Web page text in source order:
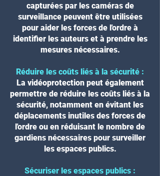
capturées par les caméras de
surveillance peuvent être utilisées
pour aider les forces de l'ordre à
identifier les auteurs et à prendre les
mesures nécessaires.
Réduire les coûts liés à la sécurité :
La vidéoprotection peut également
permettre de réduire les coûts liés à la
sécurité, notamment en évitant les
déplacements inutiles des forces de
l'ordre ou en réduisant le nombre de
gardiens nécessaires pour surveiller
les espaces publics.
Sécuriser les espaces publics :